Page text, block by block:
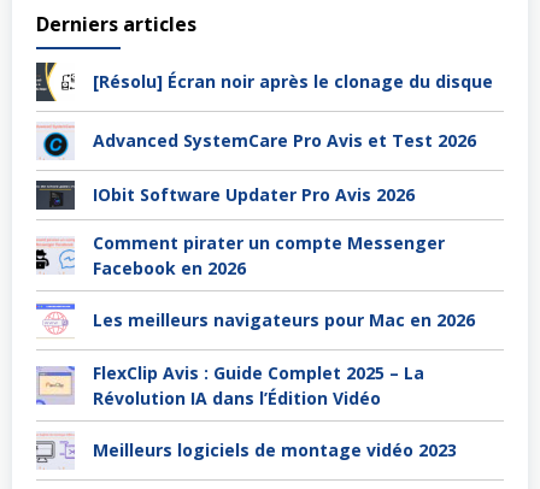
Derniers articles
[Résolu] Écran noir après le clonage du disque
Advanced SystemCare Pro Avis et Test 2026
IObit Software Updater Pro Avis 2026
Comment pirater un compte Messenger
Facebook en 2026
Les meilleurs navigateurs pour Mac en 2026
FlexClip Avis : Guide Complet 2025 – La
Révolution IA dans l’Édition Vidéo
Meilleurs logiciels de montage vidéo 2023